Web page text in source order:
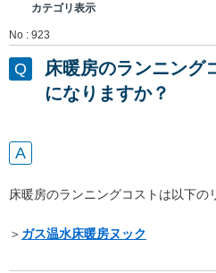
カテゴリ表示
No : 923
床暖房のランニング
になりますか？
床暖房のランニングコストは以下の
＞ ガス温水床暖房ヌック